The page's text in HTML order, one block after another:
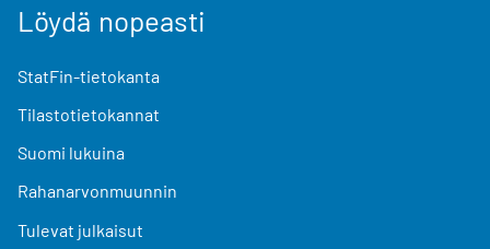
Löydä nopeasti
StatFin-tietokanta
Tilastotietokannat
Suomi lukuina
Rahanarvonmuunnin
Tulevat julkaisut